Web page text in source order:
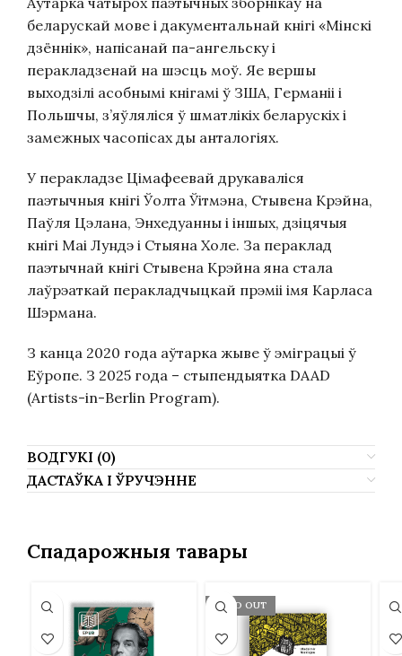
беларускай мове і дакументальнай кнігі «Мінскі
дзённік», напісанай па-ангельску і
перакладзенай на шэсць моў. Яе вершы
выходзілі асобнымі кнігамі ў ЗША, Германіі і
Польшчы, з’яўляліся ў шматлікіх беларускіх і
замежных часопісах ды анталогіях.
У перакладзе Цімафеевай друкаваліся
паэтычныя кнігі Ўолта Ўітмэна, Стывена Крэйна,
Паўля Цэлана, Энхедуанны і іншых, дзіцячыя
кнігі Маі Лундэ і Стыяна Холе. За пераклад
паэтычнай кнігі Стывена Крэйна яна стала
лаўрэаткай перакладчыцкай прэміі імя Карласа
Шэрмана.
З канца 2020 года аўтарка жыве ў эміграцыі ў
Еўропе. З 2025 года – стыпендыятка DAAD
(Artists-in-Berlin Program).
ВОДГУКІ (0)
ДАСТАЎКА І ЎРУЧЭННЕ
Спадарожныя тавары
SOLD OUT